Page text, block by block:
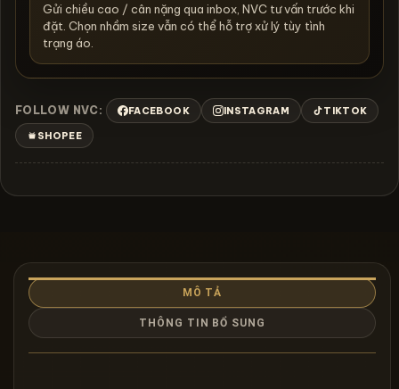
Gửi chiều cao / cân nặng qua inbox, NVC tư vấn trước khi
đặt. Chọn nhầm size vẫn có thể hỗ trợ xử lý tùy tình
trạng áo.
FOLLOW NVC: FACEBOOK INSTAGRAM
TIKTOK
SHOPEE
MÔ TẢ
THÔNG TIN BỔ SUNG